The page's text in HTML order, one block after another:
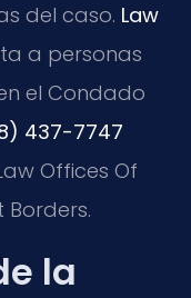
del caso. Law
a personas
el Condado
437-7747
Offices Of
Borders.
la